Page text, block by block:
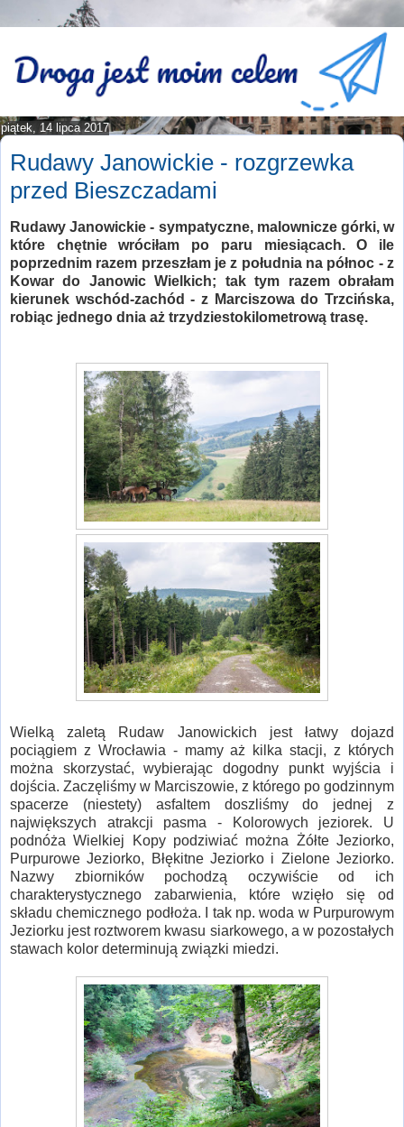
piątek, 14 lipca 2017
Rudawy Janowickie - rozgrzewka
przed Bieszczadami
Rudawy Janowickie - sympatyczne, malownicze górki, w
które chętnie wróciłam po paru miesiącach. O ile
poprzednim razem przeszłam je z południa na północ - z
Kowar do Janowic Wielkich; tak tym razem obrałam
kierunek wschód-zachód - z Marciszowa do Trzcińska,
robiąc jednego dnia aż trzydziestokilometrową trasę.
Wielką zaletą Rudaw Janowickich jest łatwy dojazd
pociągiem z Wrocławia - mamy aż kilka stacji, z których
można skorzystać, wybierając dogodny punkt wyjścia i
dojścia. Zaczęliśmy w Marciszowie, z którego po godzinnym
spacerze (niestety) asfaltem doszliśmy do jednej z
największych atrakcji pasma - Kolorowych jeziorek. U
podnóża Wielkiej Kopy podziwiać można Żółte Jeziorko,
Purpurowe Jeziorko, Błękitne Jeziorko i Zielone Jeziorko.
Nazwy zbiorników pochodzą oczywiście od ich
charakterystycznego zabarwienia, które wzięło się od
składu chemicznego podłoża. I tak np. woda w Purpurowym
Jeziorku jest roztworem kwasu siarkowego, a w pozostałych
stawach kolor determinują związki miedzi.